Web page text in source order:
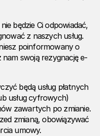
będzie Ci odpowiadać,
z naszych usług.
poinformowany o
swoją rezygnację e-
będą usług płatnych
usług cyfrowych)
zawartych po zmianie.
zmianą, obowiązywać
umowy.